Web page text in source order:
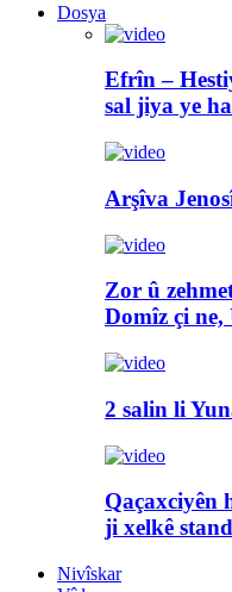
Dosya
Efrîn –
sal jiya ye
Arşîva
Zor û
Domîz çi
2 salin li
Qaçaxciyên
ji xelkê
Nivîskar